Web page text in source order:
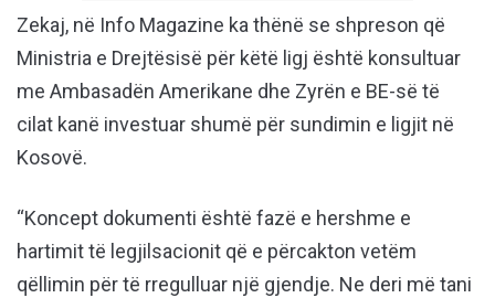
Zekaj, në Info Magazine ka thënë se shpreson që
Ministria e Drejtësisë për këtë ligj është konsultuar
me Ambasadën Amerikane dhe Zyrën e BE-së të
cilat kanë investuar shumë për sundimin e ligjit në
Kosovë.
“Koncept dokumenti është fazë e hershme e
hartimit të legjilsacionit që e përcakton vetëm
qëllimin për të rregulluar një gjendje. Ne deri më tani